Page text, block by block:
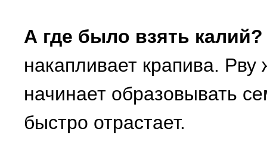
А где было взять калий?
накапливает крапива. Рву
начинает образовывать
быстро отрастает.